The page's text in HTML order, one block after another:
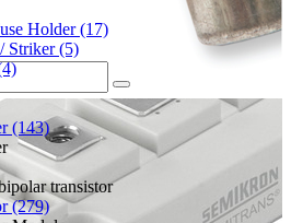
Holder (17)
Striker (5)
(143)
transistor
(279)